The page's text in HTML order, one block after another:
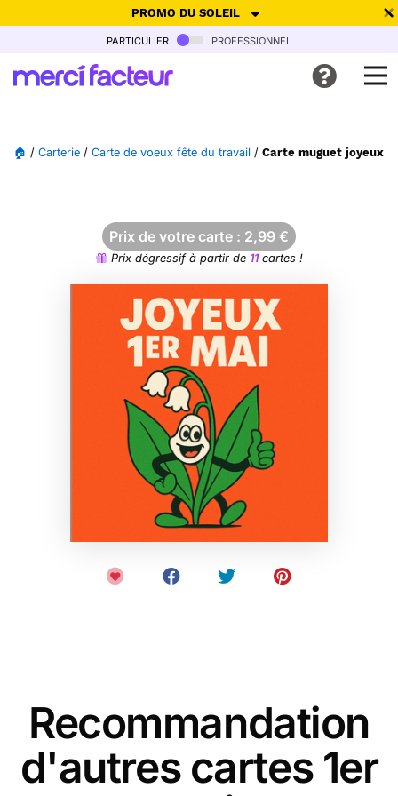
PROMO DU SOLEIL
-30% de réduction avec le code SUMMER26pour envoyer des
Ne plus afficher
particulier professionnel
🏠 / Carterie / Carte de voeux fête du travail / Carte muguet joyeux
Prix de votre carte : 2,99 €
Prix dégressif à partir de 11cartes !
Recommandation
d'autres cartes 1er